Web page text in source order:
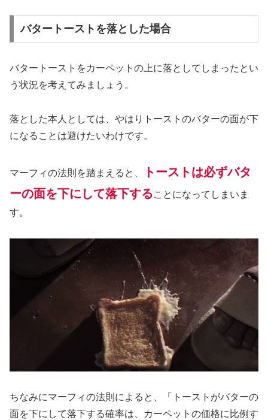
バタートーストを落とした場合
バタートーストをカーペットの上に落としてしまったとい
う状況を考えてみましょう。
落とした本人としては、やはりトーストのバターの面が下
になることは避けたいわけです。
マーフィの法則を踏まえると、
トーストは必ずバタ
ーの面を下にして落下することになってしまいま
す。
ちなみにマーフィの法則によると、「トーストがバターの
面を下にして落下する確率は、カーペットの価格に比例す